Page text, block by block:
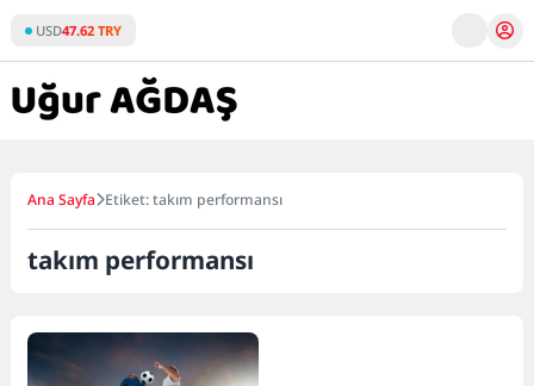
content
USD47.62 TRY
Ana Sayfa Etiket: takım performansı
takım performansı